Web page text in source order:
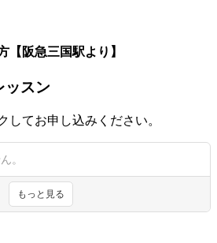
【阪急三国駅より】
ッスン
してお申し込みください。